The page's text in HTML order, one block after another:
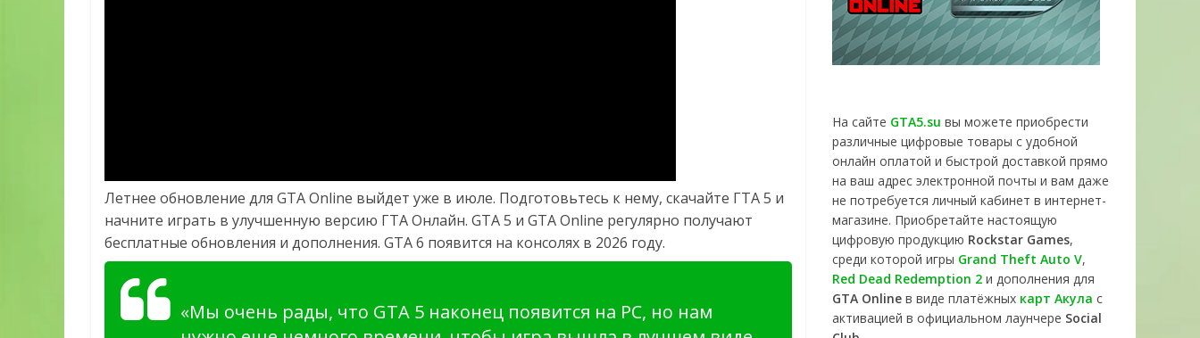
Летнее обновление для GTA Online выйдет уже в июле. Подготовьтесь к нему, скачайте ГТА 5 и
начните играть в улучшенную версию ГТА Онлайн. GTA 5 и GTA Online регулярно получают
бесплатные обновления и дополнения. GTA 6 появится на консолях в 2026 году.
«Мы очень рады, что GTA 5 наконец появится на РС, но нам
На сайте GTA5.su вы можете приобрести
различные цифровые товары с удобной
онлайн оплатой и быстрой доставкой прямо
на ваш адрес электронной почты и вам даже
не потребуется личный кабинет в интернет-
магазине. Приобретайте настоящую
цифровую продукцию Rockstar Games,
среди которой игры Grand Theft Auto V,
Red Dead Redemption 2 и дополнения для
GTA Online в виде платёжных карт Акула с
активацией в официальном лаунчере Social